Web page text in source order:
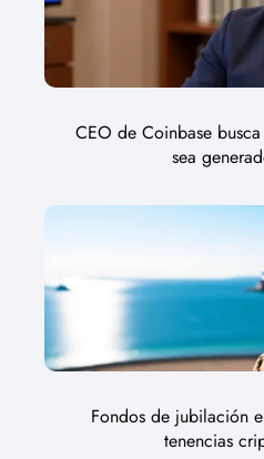
CEO de Coinbase
sea
Fondos de jubilación
tenencias